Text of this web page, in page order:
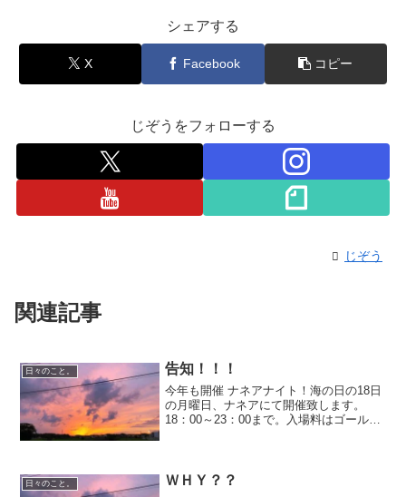
シェアする
X Facebook コピー
じぞうをフォローする
じぞう
関連記事
日々のこと。 告知！！！
今年も開催 ナネアナイト！海の日の18日
の月曜日、ナネアにて開催致します。
18：00～23：00まで。入場料はゴールド
20：0...
日々のこと。 ＷＨＹ？？